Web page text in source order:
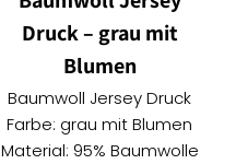
Druck – grau mit
Blumen
Baumwoll Jersey Druck
Farbe: grau mit Blumen
Material: 95% Baumwolle